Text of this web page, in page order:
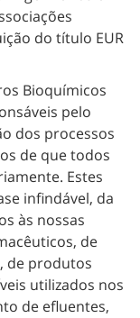
do título EUR
Bioquímicos
pelo
dos processos
de que todos
Estes
infindável, da
às nossas
de
de produtos
utilizados nos
de efluentes,